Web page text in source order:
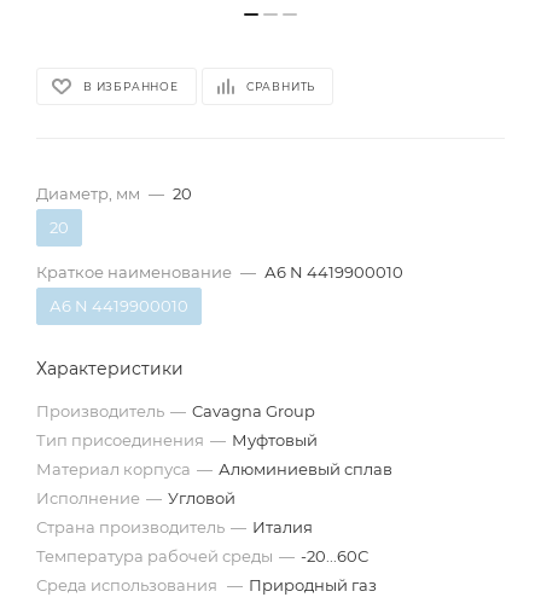
В ИЗБРАННОЕ СРАВНИТЬ
Диаметр, мм — 20
20
Краткое наименование — А6 N 4419900010
А6 N 4419900010
Характеристики
Производитель — Cavagna Group
Тип присоединения — Муфтовый
Материал корпуса — Алюминиевый сплав
Исполнение — Угловой
Страна производитель — Италия
Температура рабочей среды — -20...60С
Среда использования — Природный газ